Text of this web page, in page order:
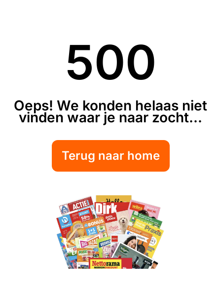
500
Oeps! We konden helaas niet
vinden waar je naar zocht...
Terug naar home